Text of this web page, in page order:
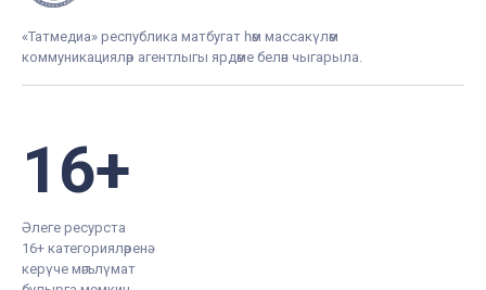
«Татмедиа» республика матбугат һәм массакүләм
коммуникацияләр агентлыгы ярдәме белән чыгарыла.
16+
Әлеге ресурста
16+ категорияләренә
керүче мәгълүмат